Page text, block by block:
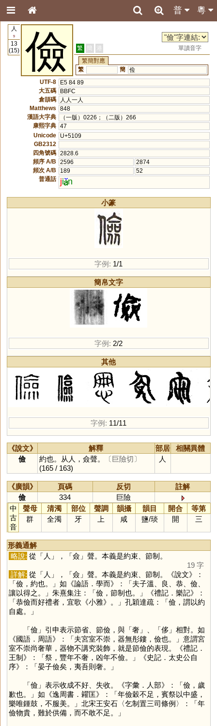
粵
普
人
9
13
(15)
儉 繁 簡 港
單讀音字
繁簡對應
繁
簡 俭
UTF-8
E5 84 89
大五碼
BBFC
倉頡碼
人人一人
Matthews
848
漢語大字典
（一版）0226；（二版）266
康熙字典 47
Unicode
U+5109
GB2312
四角號碼 2828.6
頻序 A/B
2596
2874
頻次 A/B
189
52
普通話
ji n
小篆
字例: 1/1
簡帛文字
字例: 2/2
其他
字例: 11/11
《說文》 解釋 部居
相關異體
儉
約也。从人，僉聲。
〔巨險切〕
(165 / 163)
人
《廣韻》 頁碼 反切
註解
儉
334
巨險
中
古
音
聲母 清濁 部位 聲調 韻攝 韻目 開合
等第
群
全濁 牙 上 咸 鹽/琰 開 三
形義通解
略說: 從「人 」，「僉 」聲。本義是約束、節制。
19 字
詳解: 從「人 」，「僉 」聲。本義是約束、節制。《說文》：
「儉，約也。」如《論語．學而》：「夫子溫、良、恭、儉、
讓以得之。」朱熹集注：「儉，節制也。」《禮記．樂記》：
「恭儉而好禮者，宜歌《小雅》。」孔穎達疏：「儉，謂以約
自處。」
「儉」引申表示節省、節儉，與「奢 」、「侈」相對。如
《國語．周語》：「夫宮室不崇，器無彤鏤，儉也。」意謂宮
室不崇尚奢華，器物不講究裝飾，就是節儉的表現。《禮記．
王制》：「祭，豐年不奢，凶年不儉。」《史記．太史公自
序》：「晏子儉矣，夷吾則奢。」
「儉」表示收成不好、失收。《字彙．人部》：「儉，歲
歉也。」如《逸周書．糴匡》：「年儉穀不足，賓祭以中盛，
樂唯鍾鼓，不服美。」北宋王安石〈乞制置三司條例〉：「年
儉物貴，難於供備，而不敢不足。」